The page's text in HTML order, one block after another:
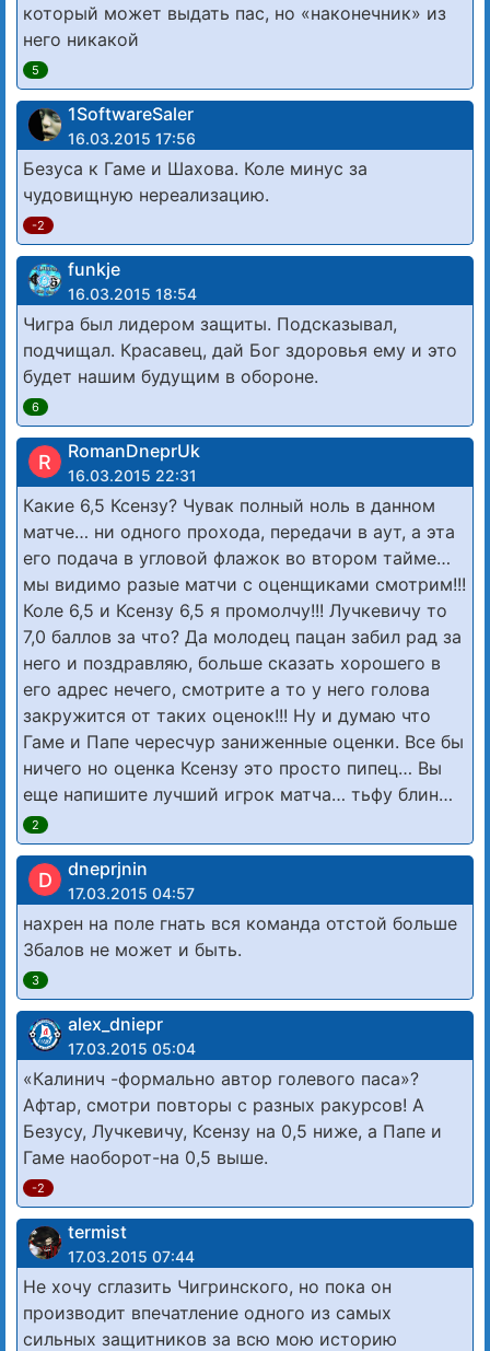
который может выдать пас, но «наконечник» из
него никакой
5
1SoftwareSaler
16.03.2015 17:56
Безуса к Гаме и Шахова. Коле минус за
чудовищную нереализацию.
-2
funkje
16.03.2015 18:54
Чигра был лидером защиты. Подсказывал,
подчищал. Красавец, дай Бог здоровья ему и это
будет нашим будущим в обороне.
6
R RomanDneprUk
16.03.2015 22:31
Какие 6,5 Ксензу? Чувак полный ноль в данном
матче… ни одного прохода, передачи в аут, а эта
его подача в угловой флажок во втором тайме…
мы видимо разые матчи с оценщиками смотрим!!!
Коле 6,5 и Ксензу 6,5 я промолчу!!! Лучкевичу то
7,0 баллов за что? Да молодец пацан забил рад за
него и поздравляю, больше сказать хорошего в
его адрес нечего, смотрите а то у него голова
закружится от таких оценок!!! Ну и думаю что
Гаме и Папе чересчур заниженные оценки. Все бы
ничего но оценка Ксензу это просто пипец… Вы
еще напишите лучший игрок матча… тьфу блин…
2
D dneprjnin
17.03.2015 04:57
нахрен на поле гнать вся команда отстой больше
3балов не может и быть.
3
alex_dniepr
17.03.2015 05:04
«Калинич -формально автор голевого паса»?
Афтар, смотри повторы с разных ракурсов! А
Безусу, Лучкевичу, Ксензу на 0,5 ниже, а Папе и
Гаме наоборот-на 0,5 выше.
-2
termist
17.03.2015 07:44
Не хочу сглазить Чигринского, но пока он
производит впечатление одного из самых
сильных защитников за всю мою историю